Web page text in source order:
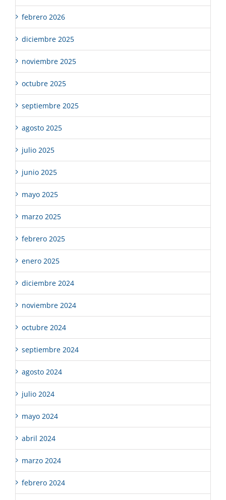
febrero 2026
diciembre 2025
noviembre 2025
octubre 2025
septiembre 2025
agosto 2025
julio 2025
junio 2025
mayo 2025
marzo 2025
febrero 2025
enero 2025
diciembre 2024
noviembre 2024
octubre 2024
septiembre 2024
agosto 2024
julio 2024
mayo 2024
abril 2024
marzo 2024
febrero 2024